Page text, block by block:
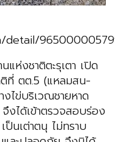
detail/
ห่งชาติตะรุเตา เปิด
ที่ ตต.5 (แหลมสน-
งไข่บริเวณชายหาด
งได้เข้าตรวจสอบร่อง
ป็นเต่าตนุ ไม่ทราบ